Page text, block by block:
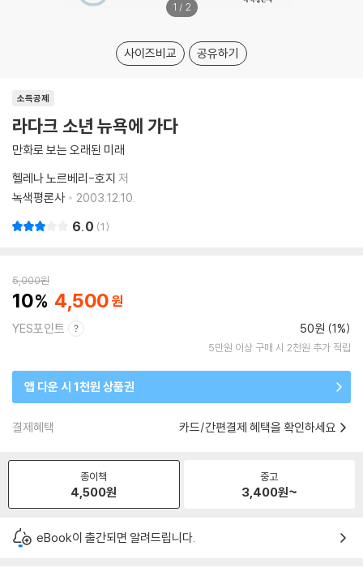
1 / 2
사이즈비교 공유하기
소득공제
라다크 소년 뉴욕에 가다
만화로 보는 오래된 미래
헬레나 노르베리-호지 저
녹색평론사
2003.12.10.
6.0 1
5,000원
10 4,500
YES포인트 50원 (1%)
5만원 이상 구매 시 2천원 추가 적립
앱 다운 시 1천원 상품권
결제혜택 카드/간편결제 혜택을 확인하세요
종이책
4,500원
중고
3,400원~
eBook이 출간되면 알려드립니다.